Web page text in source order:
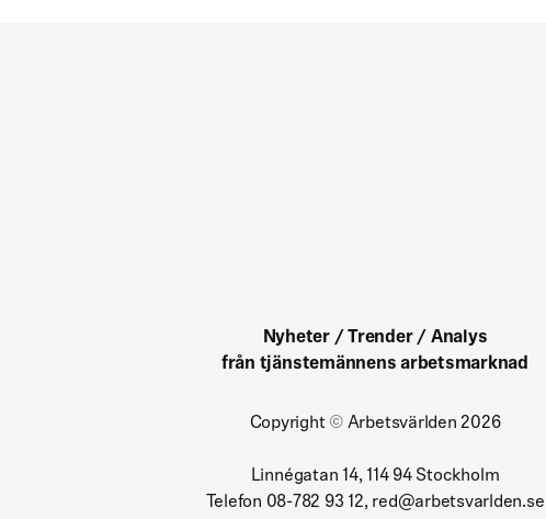
Nyheter / Trender / Analys
från tjänstemännens arbetsmarknad
Copyright ©Arbetsvärlden 2026
Linnégatan 14, 114 94 Stockholm
Telefon 08-782 93 12, red@arbetsvarlden.se